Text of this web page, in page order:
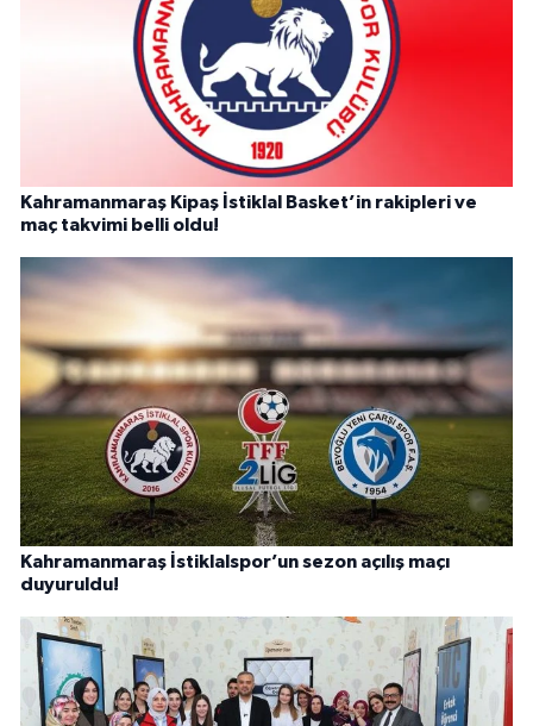
Kahramanmaraş Kipaş İstiklal Basket’in rakipleri ve
maç takvimi belli oldu!
Kahramanmaraş İstiklalspor’un sezon açılış maçı
duyuruldu!